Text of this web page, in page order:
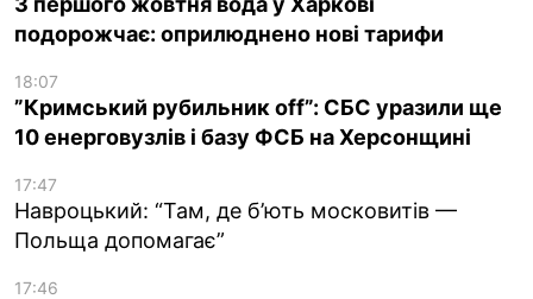
подорожчає: оприлюднено нові тарифи
18:07
”Кримський рубильник off”: СБС уразили ще
10 енерговузлів і базу ФСБ на Херсонщині
17:47
Навроцький: “Там, де б’ють московитів —
Польща допомагає”
17:46